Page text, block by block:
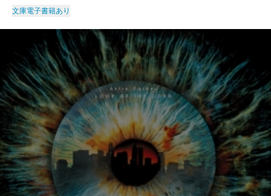
文庫電子書籍あり